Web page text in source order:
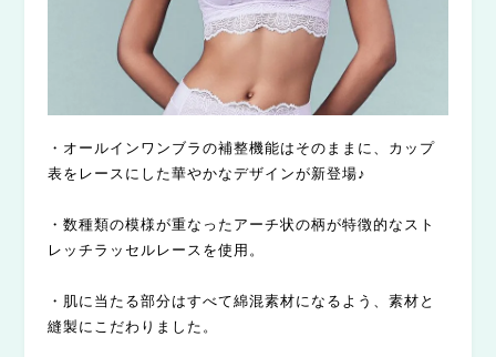
・オールインワンブラの補整機能はそのままに、カップ
表をレースにした華やかなデザインが新登場♪
・数種類の模様が重なったアーチ状の柄が特徴的なスト
レッチラッセルレースを使用。
・肌に当たる部分はすべて綿混素材になるよう、素材と
縫製にこだわりました。